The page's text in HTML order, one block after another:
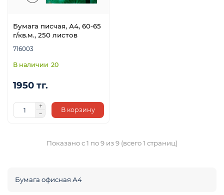
Бумага писчая, А4, 60-65
г/кв.м., 250 листов
716003
20
1950 тг.
В корзину
Показано с 1 по 9 из 9 (всего 1 страниц)
Бумага офисная А4